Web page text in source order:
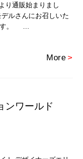
り通販始まりまし
ルさんにお召しいた
す。 …
More >
ンワールド